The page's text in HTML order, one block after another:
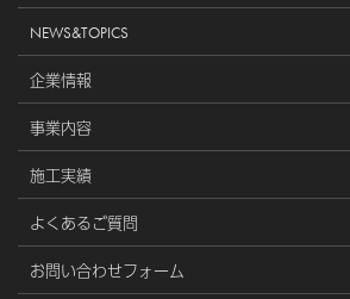
NEWS&TOPICS
企業情報
事業内容
施工実績
よくあるご質問
お問い合わせフォーム